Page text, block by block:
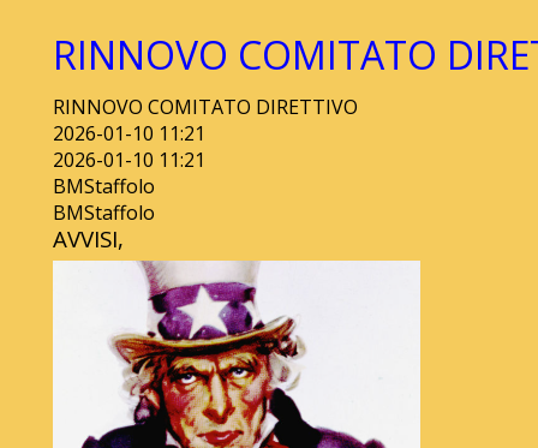
RINNOVO COMITATO
RINNOVO COMITATO DIRETTIVO
2026-01-10 11:21
2026-01-10 11:21
BMStaffolo
BMStaffolo
AVVISI,